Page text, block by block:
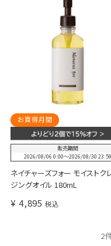
お買得月間
販売期間
2026/08/06 0:00〜2026/08/30 23:59
ネイチャーズフォー モイストク
ジングオイル 180mL
¥ 4,895 税込
2